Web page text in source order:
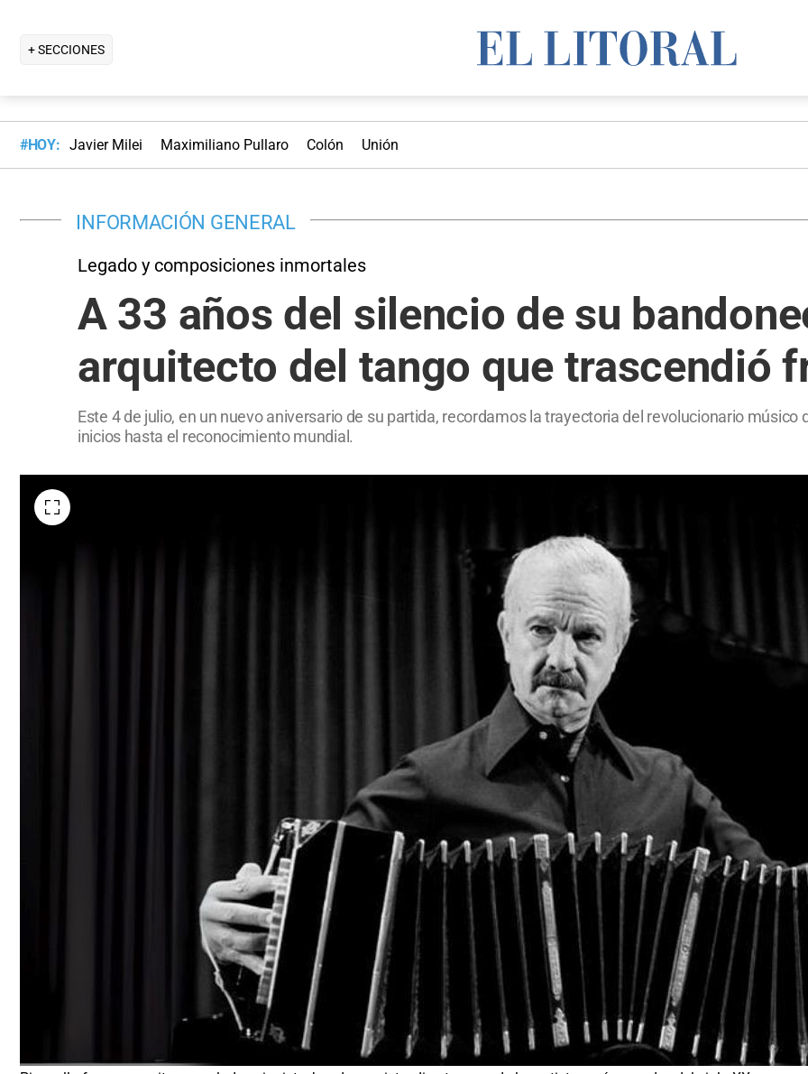
+ SECCIONES
#HOY: Javier Milei Maximiliano Pullaro Colón Unión
INFORMACIÓN GENERAL
Legado y composiciones inmortales
A 33 años del silencio de su
arquitecto del tango que trascendió
Este 4 de julio, en un nuevo aniversario de su partida, recordamos la trayectoria del revolucionario
inicios hasta el reconocimiento mundial.